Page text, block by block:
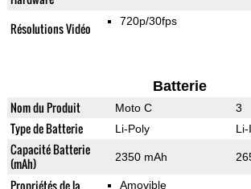
Résolutions Vidéo 720p/30fps
Batterie
Nom du Produit Moto C 3
Type de Batterie Li-Poly Li-
Capacité Batterie
(mAh)
2350 mAh
Propriétés de la Amovible